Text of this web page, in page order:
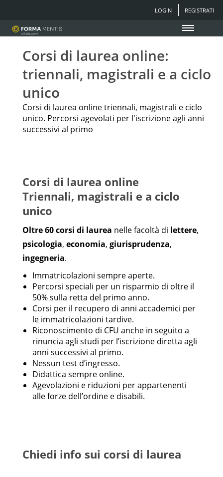
LOGIN REGISTRATI
Corsi di laurea online:
triennali, magistrali e a ciclo
unico
Corsi di laurea online triennali, magistrali e ciclo
unico. Percorsi agevolati per l'iscrizione agli anni
successivi al primo
Corsi di laurea online
Triennali, magistrali e a ciclo
unico
Oltre 60 corsi di laurea nelle facoltà di lettere,
psicologia, economia, giurisprudenza,
ingegneria.
Immatricolazioni sempre aperte.
Percorsi speciali per un risparmio di oltre il
50% sulla retta del primo anno.
Corsi per il recupero di anni accademici per
le immatricolazioni tardive.
Riconoscimento di CFU anche in seguito a
rinuncia agli studi per l’iscrizione diretta agli
anni successivi al primo.
Nessun test d’ingresso.
Didattica sempre online.
Agevolazioni e riduzioni per appartenenti
alle forze dell’ordine e disabili.
Chiedi info sui corsi di laurea